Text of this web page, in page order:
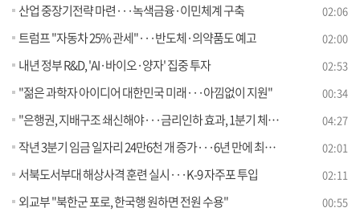
산업 중장기전략 마련···녹색금융·이민체계 구축 02:06
트럼프 "자동차 25% 관세"···반도체·의약품도 예고 02:00
내년 정부 R&D, 'AI·바이오·양자' 집중 투자 02:53
"젊은 과학자 아이디어 대한민국 미래···아낌없이 지원" 00:34
"은행권, 지배구조 쇄신해야···금리인하 효과, 1분기 체감" 04:27
작년 3분기 임금 일자리 24만6천 개 증가···6년 만에 최저폭 02:01
서북도서부대 해상사격 훈련 실시···K-9 자주포 투입 02:11
외교부 "북한군 포로, 한국행 원하면 전원 수용" 00:55